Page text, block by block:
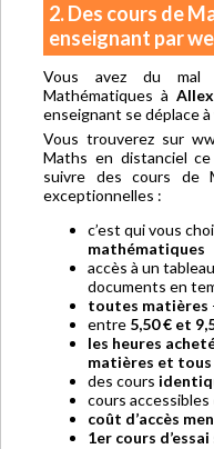
2. Des cours de
enseignant par
Vous avez du mal
Mathématiques à Allex
enseignant se déplace
Vous trouverez sur
Maths en distanciel
suivre des cours de
exceptionnelles :
c’est qui vous
mathématiques
accès à un
documents en
toutes matières
entre 5,50 € et
les heures
matières et tous
des cours
cours accessibles
coût d’accès
1er cours